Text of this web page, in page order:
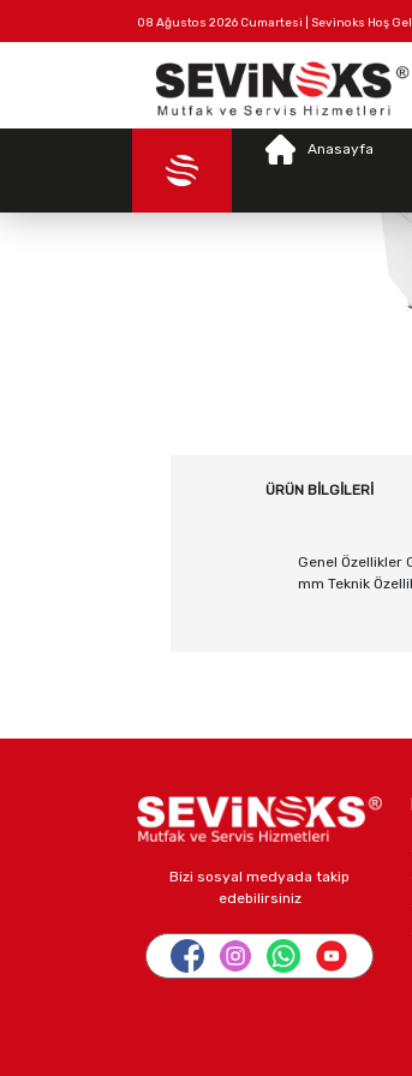
08 Ağustos 2026 Cumartesi | Sevinoks Hoş
Tüm
Hakkımızdaİletişim
Anasayfa
ÜRÜN BILGILERI
Genel Özellikler
mm Teknik
Bizi sosyal medyada takip
edebilirsiniz